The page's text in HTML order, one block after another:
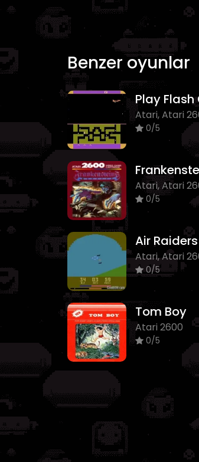
Benzer oyunlar
Play Flash
Atari, Atari
0/5
Atari, Atari
0/5
Air
Atari, Atari
0/5
Tom Boy
Atari 2600
0/5